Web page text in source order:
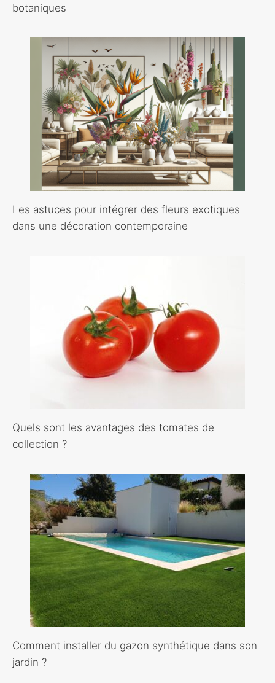
botaniques
Les astuces pour intégrer des fleurs exotiques
dans une décoration contemporaine
Quels sont les avantages des tomates de
collection ?
Comment installer du gazon synthétique dans son
jardin ?